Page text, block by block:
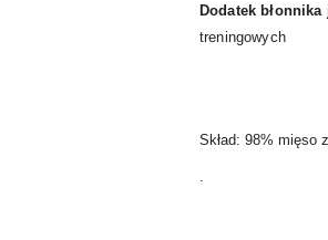
Dodatek
treningowych
Skład: 98% mięso